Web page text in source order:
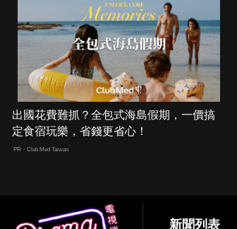
出國花費難抓？全包式海島假期，一價搞
定食宿玩樂，省錢更省心！
PR・Club Med Taiwan
新聞列表